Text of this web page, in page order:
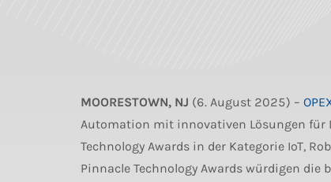
MOORESTOWN, NJ (6. August 2025) –
Automation mit innovativen Lösungen für
Technology Awards in der Kategorie IoT,
Pinnacle Technology Awards würdigen